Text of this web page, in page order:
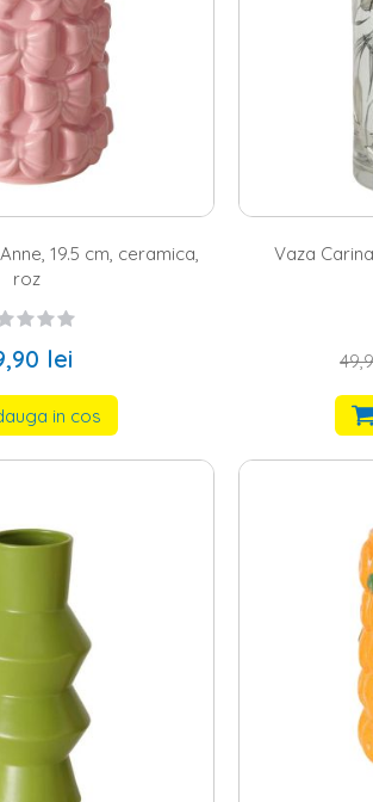
si culorile, poti umple recipientul cu
un rezultat minimalist, iar buchetele pline,
trebuie decat sa plasezi vazele de la Homelux
19.5 cm, ceramica,
roz
lei
in cos
Vaza